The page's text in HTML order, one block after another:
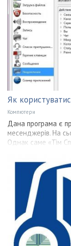
Як
Компютери
Дана програма є
месенджерів. На
Однак саме «Тім